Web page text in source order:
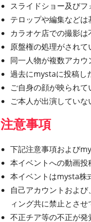
スライドショー及びフ
テロップや編集などは
カラオケ店での撮影は
原盤権の処理がされて
同一人物が複数アカウ
過去にmystaに投稿し
ご自身の顔が映られ
ご本人が出演してい
注意事項
下記注意事項および
本イベントへの動画投
本イベントはmysta株
自己アカウントおよ
ィング共に禁止とさせ
不正チア等の不正が発